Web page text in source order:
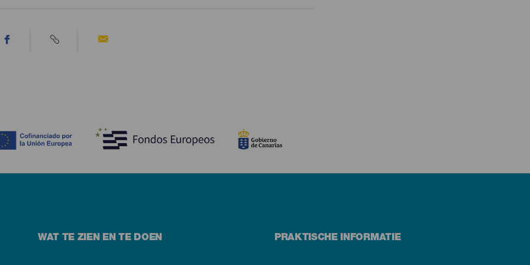
WAT TE ZIEN EN TE DOEN PRAKTISCHE INFORMATIE